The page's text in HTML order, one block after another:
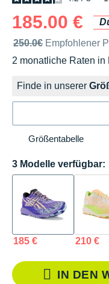
185.00 €
Unverbindliche
250.0€ Empfohlener
2 monatliche Raten in
Ohne Zusatzkosten
Finde in unserer
Größentabelle
3 Modelle verfügbar:
185 € 210 €
IN DEN